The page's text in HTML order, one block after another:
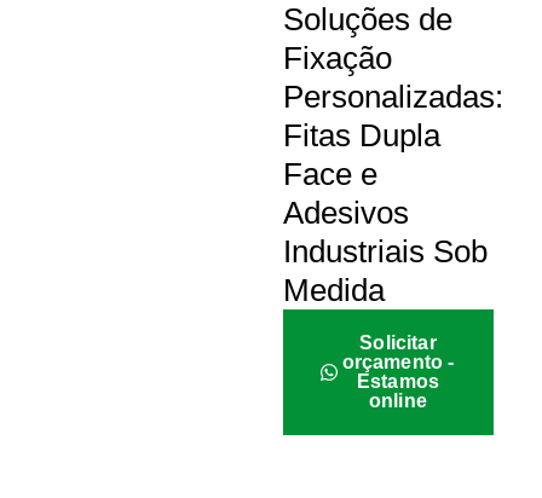
Soluções de
Fixação
Personalizadas:
Fitas Dupla
Face e
Adesivos
Industriais Sob
Medida
Solicitar
orçamento -
Estamos
online